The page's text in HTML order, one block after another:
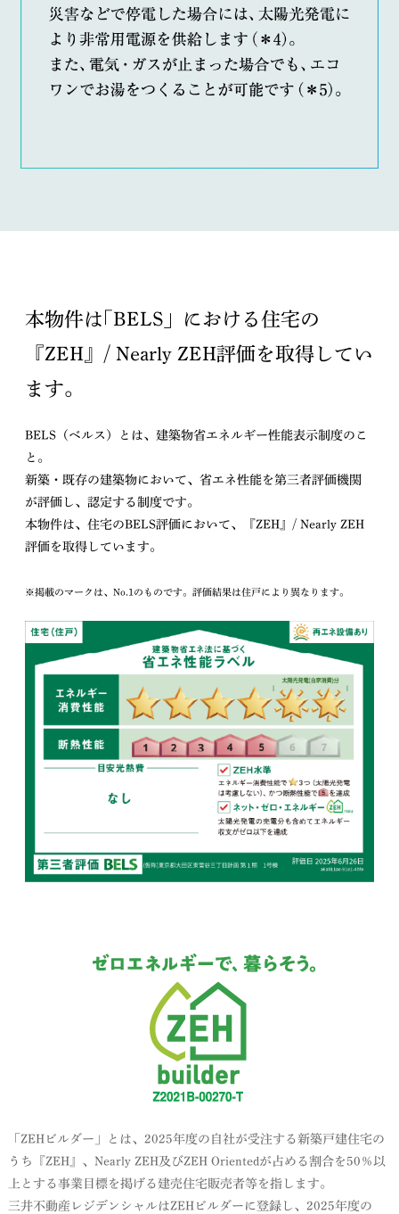
本物件は｢BELS」における住宅の
『ZEH』/ Nearly ZEH評価を取得してい
ます。
BELS（ベルス）とは、建築物省エネルギー性能表示制度のこ
と。
新築・既存の建築物において、省エネ性能を第三者評価機関
が評価し、認定する制度です。
本物件は、住宅のBELS評価において、『ZEH』/ Nearly ZEH
評価を取得しています。
※掲載のマークは、No.1のものです。評価結果は住戸により異なります。
「ZEHビルダー」とは、2025年度の自社が受注する新築戸建住宅の
うち『ZEH』、Nearly ZEH及びZEH Orientedが占める割合を50％以
上とする事業目標を掲げる建売住宅販売者等を指します。
三井不動産レジデンシャルはZEHビルダーに登録し、2025年度の